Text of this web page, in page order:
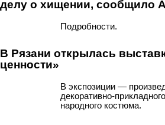
делу о хищении, сообщило
Подробности.
В Рязани открылась
ценности»
В экспозиции —
декоративно-
народного костюма.